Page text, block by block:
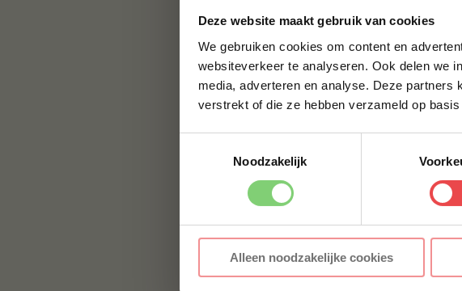
Deze website maakt gebruik van cookies
We gebruiken cookies om content en
websiteverkeer te analyseren. Ook delen we
media, adverteren en analyse. Deze partners
verstrekt of die ze hebben verzameld op
Noodzakelijk
Alleen noodzakelijke cookies